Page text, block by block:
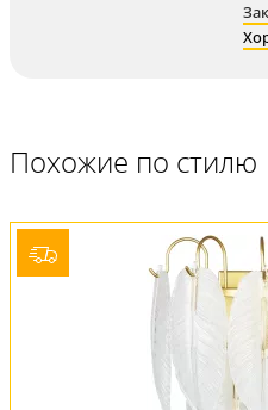
Похожие по стилю